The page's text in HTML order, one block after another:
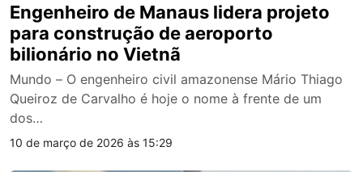
Engenheiro de Manaus lidera projeto
para construção de aeroporto
bilionário no Vietnã
Mundo – O engenheiro civil amazonense Mário Thiago
Queiroz de Carvalho é hoje o nome à frente de um
dos…
10 de março de 2026 às 15:29